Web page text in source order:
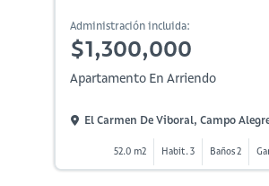
Administración incluida:
$1,300,000
Apartamento En Arriendo
El Carmen De Viboral, Campo
52.0 m2 Habit. 3 Baños 2